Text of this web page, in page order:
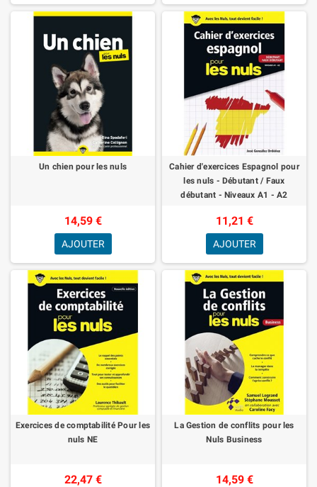
Un chien pour les nuls
14,59 €
AJOUTER
Cahier d'exercices Espagnol pour
les nuls - Débutant / Faux
débutant - Niveaux A1 - A2
11,21 €
AJOUTER
Exercices de comptabilité Pour les
nuls NE
22,47 €
La Gestion de conflits pour les
Nuls Business
14,59 €